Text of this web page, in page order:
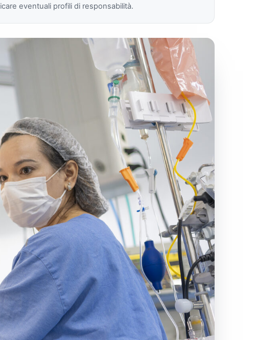
eventuali profili di responsabilità.